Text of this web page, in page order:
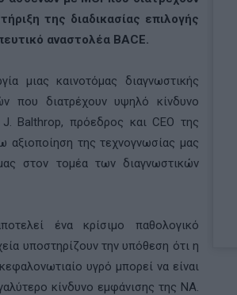
της διαδικασίας επιλογής
αναστολέα BACE.
μιας καινοτόμας διαγνωστικής
που διατρέχουν υψηλό κίνδυνο
J. Balthrop, πρόεδρος και CEO της
αξιοποίηση της τεχνογνωσίας μας
στον τομέα των διαγνωστικών
ένα κρίσιμο παθολογικό
υποστηρίζουν την υπόθεση ότι η
υγρό μπορεί να είναι
κίνδυνο εμφάνισης της ΝΑ.